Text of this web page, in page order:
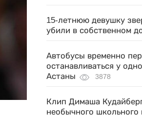
15-летнюю девушку
убили в собственном
Автобусы временно
останавливаться у
Астаны
3878
Клип Димаша
необычного школьного